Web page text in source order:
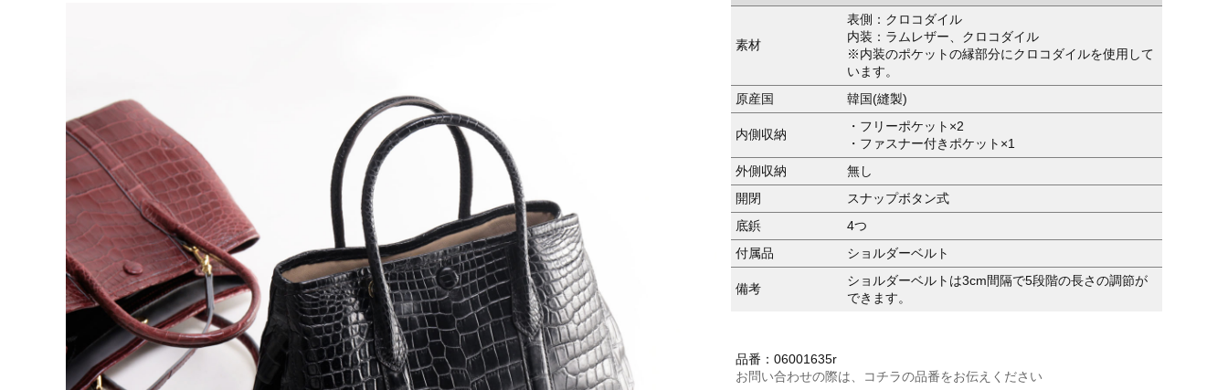
素材
表側：クロコダイル
内装：ラムレザー、クロコダイル
※内装のポケットの縁部分にクロコダイルを使用して
います。
原産国
韓国(縫製)
内側収納
・フリーポケット×2
・ファスナー付きポケット×1
外側収納
無し
開閉
スナップボタン式
底鋲
4つ
付属品
ショルダーベルト
備考
ショルダーベルトは3cm間隔で5段階の長さの調節が
できます。
品番：06001635r
お問い合わせの際は、コチラの品番をお伝えください